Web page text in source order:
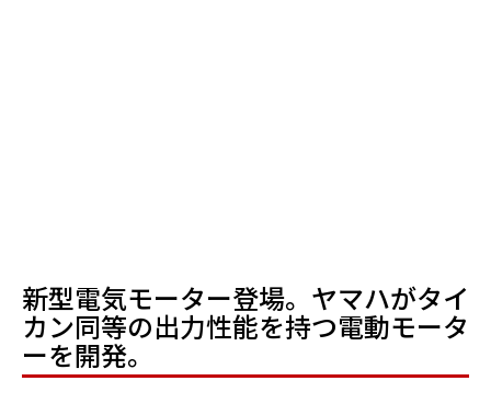
新型電気モーター登場。ヤマハがタイ
カン同等の出力性能を持つ電動モータ
ーを開発。